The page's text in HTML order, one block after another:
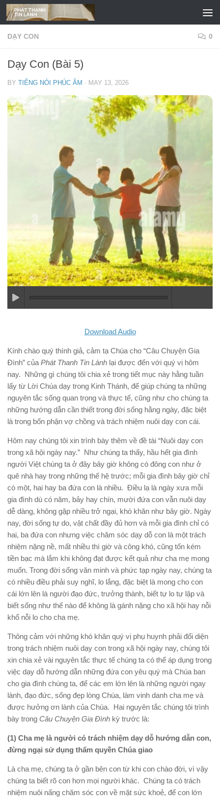
Skip to content
DẠY CON 0
Dạy Con (Bài 5)
BY TIẾNG NÓI PHÚC ÂM · MAY 13, 2026
Download Audio
Kính chào quý thính giả, cảm tạ Chúa cho “Câu Chuyện Gia
Đình” của Phát Thanh Tin Lành lại được đến với quý vị hôm
nay. Những gì chúng tôi chia xẻ trong tiết mục này hằng tuần
lấy từ Lời Chúa dạy trong Kinh Thánh, để giúp chúng ta những
nguyên tắc sống quan trọng và thực tế, cũng như cho chúng ta
những hướng dẫn cần thiết trong đời sống hằng ngày, đặc biệt
là trong bổn phận vợ chồng và trách nhiệm nuôi dạy con cái.
Hôm nay chúng tôi xin trình bày thêm về đề tài “Nuôi dạy con
trong xã hội ngày nay.” Như chúng ta thấy, hầu hết gia đình
người Việt chúng ta ở đây bây giờ không có đông con như ở
quê nhà hay trong những thế hệ trước; mỗi gia đình bây giờ chỉ
có một, hai hay ba đứa con là nhiều. Điều lạ là ngày xưa mỗi
gia đình dù có năm, bảy hay chín, mười đứa con vẫn nuôi dạy
dễ dàng, không gặp nhiều trở ngại, khó khăn như bây giờ. Ngày
nay, đời sống tự do, vật chất đầy đủ hơn và mỗi gia đình chỉ có
hai, ba đứa con nhưng việc chăm sóc dạy dỗ con là một trách
nhiệm nặng nề, mất nhiều thì giờ và công khó, cũng tốn kém
tiền bạc mà lắm khi không đạt được kết quả như cha mẹ mong
muốn. Trong đời sống văn minh và phức tạp ngày nay, chúng ta
có nhiều điều phải suy nghĩ, lo lắng, đặc biệt là mong cho con
cái lớn lên là người đạo đức, trưởng thành, biết tự lo tự lập và
biết sống như thế nào để không là gánh nặng cho xã hội hay nỗi
khổ nỗi lo cho cha mẹ.
Thông cảm với những khó khăn quý vị phụ huynh phải đối diện
trong trách nhiệm nuôi dạy con trong xã hội ngày nay, chúng tôi
xin chia xẻ vài nguyên tắc thực tế chúng ta có thể áp dụng trong
việc dạy dỗ hướng dẫn những đứa con yêu quý mà Chúa ban
cho gia đình chúng ta, để các em lớn lên là những người ngay
lành, đạo đức, sống đẹp lòng Chúa, làm vinh danh cha mẹ và
được hưởng ơn lành của Chúa. Hai nguyên tắc chúng tôi trình
bày trong Câu Chuyện Gia Đình kỳ trước là:
(1) Cha mẹ là người có trách nhiệm dạy dỗ hướng dẫn con,
đừng ngại sử dụng thẩm quyền Chúa giao
Là cha mẹ, chúng ta ở gần bên con từ khi con chào đời, vì vậy
chúng ta biết rõ con hơn mọi người khác. Chúng ta có trách
nhiệm nuôi nấng chăm sóc con về mặt sức khoẻ, để con lớn